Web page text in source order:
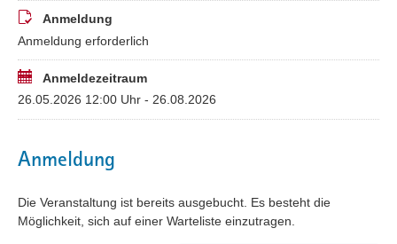
Anmeldung
Anmeldung erforderlich
Anmeldezeitraum
26.05.2026 12:00 Uhr - 26.08.2026
Anmeldung
Die Veranstaltung ist bereits ausgebucht. Es besteht die
Möglichkeit, sich auf einer Warteliste einzutragen.